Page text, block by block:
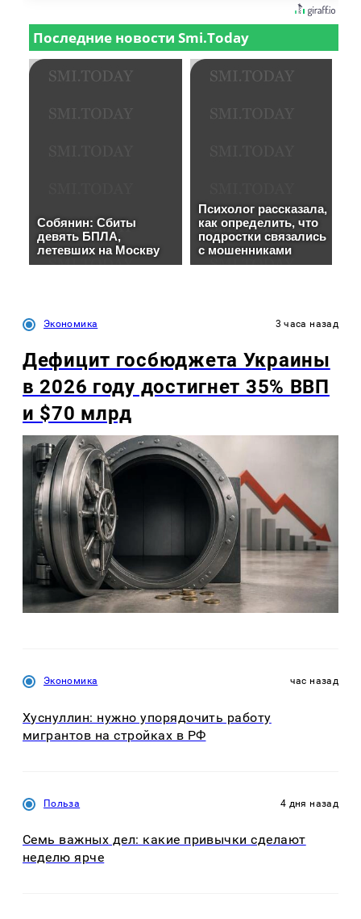
Экономика 3 часа назад
Дефицит госбюджета Украины
в 2026 году достигнет 35% ВВП
и $70 млрд
Экономика час назад
Хуснуллин: нужно упорядочить работу
мигрантов на стройках в РФ
Польза 4 дня назад
Семь важных дел: какие привычки сделают
неделю ярче